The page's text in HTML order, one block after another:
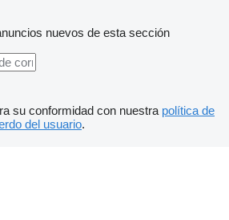
nuevos de esta sección
su conformidad con nuestra política de
del usuario.